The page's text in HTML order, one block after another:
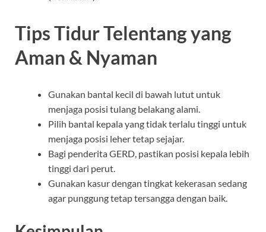
Tips Tidur Telentang yang
Aman & Nyaman
Gunakan bantal kecil di bawah lutut untuk
menjaga posisi tulang belakang alami.
Pilih bantal kepala yang tidak terlalu tinggi untuk
menjaga posisi leher tetap sejajar.
Bagi penderita GERD, pastikan posisi kepala lebih
tinggi dari perut.
Gunakan kasur dengan tingkat kekerasan sedang
agar punggung tetap tersangga dengan baik.